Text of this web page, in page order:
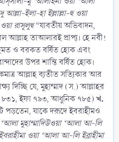
আল্লা-ইলা-হা ইল্লাল্লা-হু ওয়া
রাসূলুহু“যাবতীয় অভিবাদন,
আল্লাহ তাআলারই প্রাপ্য। হে নবী!
ও বরকত বর্ষিত হোক এবং
উপর শান্তি বর্ষিত হোক।
আল্লাহ ব্যতীত সত্যিকার আর
দিচ্ছি যে, মুহাম্মাদ (স.) আল্লাহর
৮৩১, ইফা ৭৯৩, আধুনিক ৭৮৫)খ.
পড়তেন, যাকে দরূদে ইবরাহীমও
‘আলা মুহাম্মাদিউওয়া ‘আলা আ-লি
ওয়া ‘আলা আ-লি ইব্রাহীমা